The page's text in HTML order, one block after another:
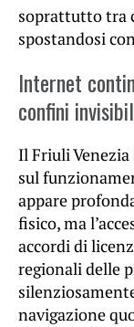
soprattutto tra
spostandosi
Internet
confini
Il Friuli
sul
appare
fisico, ma
accordi di
regionali delle
navigazione